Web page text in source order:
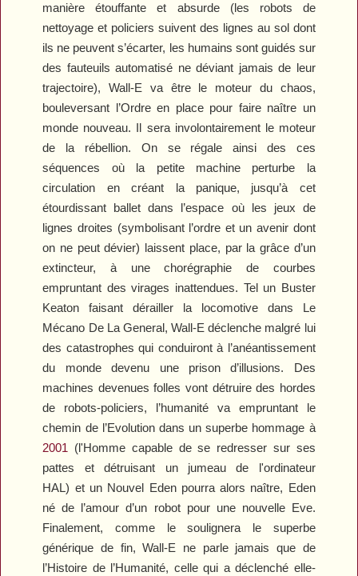
manière étouffante et absurde (les robots de
nettoyage et policiers suivent des lignes au sol dont
ils ne peuvent s’écarter, les humains sont guidés sur
des fauteuils automatisé ne déviant jamais de leur
trajectoire), Wall-E va être le moteur du chaos,
bouleversant l’Ordre en place pour faire naître un
monde nouveau. Il sera involontairement le moteur
de la rébellion. On se régale ainsi des ces
séquences où la petite machine perturbe la
circulation en créant la panique, jusqu’à cet
étourdissant ballet dans l’espace où les jeux de
lignes droites (symbolisant l’ordre et un avenir dont
on ne peut dévier) laissent place, par la grâce d’un
extincteur, à une chorégraphie de courbes
empruntant des virages inattendues. Tel un Buster
Keaton faisant dérailler la locomotive dans Le
Mécano De La General, Wall-E déclenche malgré lui
des catastrophes qui conduiront à l’anéantissement
du monde devenu une prison d’illusions. Des
machines devenues folles vont détruire des hordes
de robots-policiers, l’humanité va empruntant le
chemin de l’Evolution dans un superbe hommage à
2001 (l'Homme capable de se redresser sur ses
pattes et détruisant un jumeau de l'ordinateur
HAL) et un Nouvel Eden pourra alors naître, Eden
né de l’amour d’un robot pour une nouvelle Eve.
Finalement, comme le soulignera le superbe
générique de fin,Wall-E ne parle jamais que de
l’Histoire de l’Humanité, celle qui a déclenché elle-